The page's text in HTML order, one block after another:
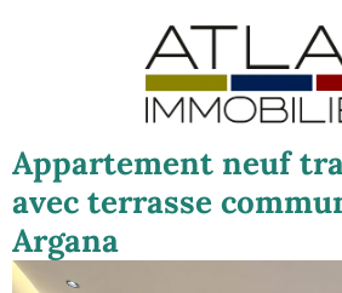
Appartement neuf
avec terrasse
Argana